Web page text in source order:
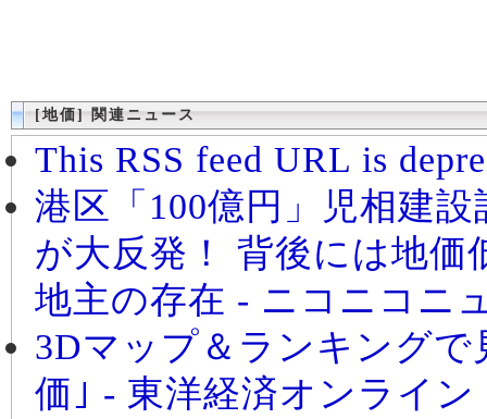
[地価] 関連ニュース
This RSS feed URL is
港区「100億円」児相建
が大反発！ 背後には地価
地主の存在 - ニコニコニ
3Dマップ＆ランキングで
価｣ - 東洋経済オンライン